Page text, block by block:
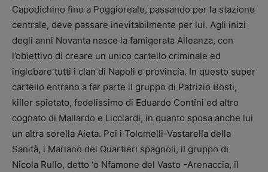
Capodichino fino a Poggioreale, passando per la stazione
centrale, deve passare inevitabilmente per lui. Agli inizi
degli anni Novanta nasce la famigerata Alleanza, con
l’obiettivo di creare un unico cartello criminale ed
inglobare tutti i clan di Napoli e provincia. In questo super
cartello entrano a far parte il gruppo di Patrizio Bosti,
killer spietato, fedelissimo di Eduardo Contini ed altro
cognato di Mallardo e Licciardi, in quanto sposa anche lui
un altra sorella Aieta. Poi i Tolomelli-Vastarella della
Sanità, i Mariano dei Quartieri spagnoli, il gruppo di
Nicola Rullo, detto ‘o Nfamone del Vasto -Arenaccia, il